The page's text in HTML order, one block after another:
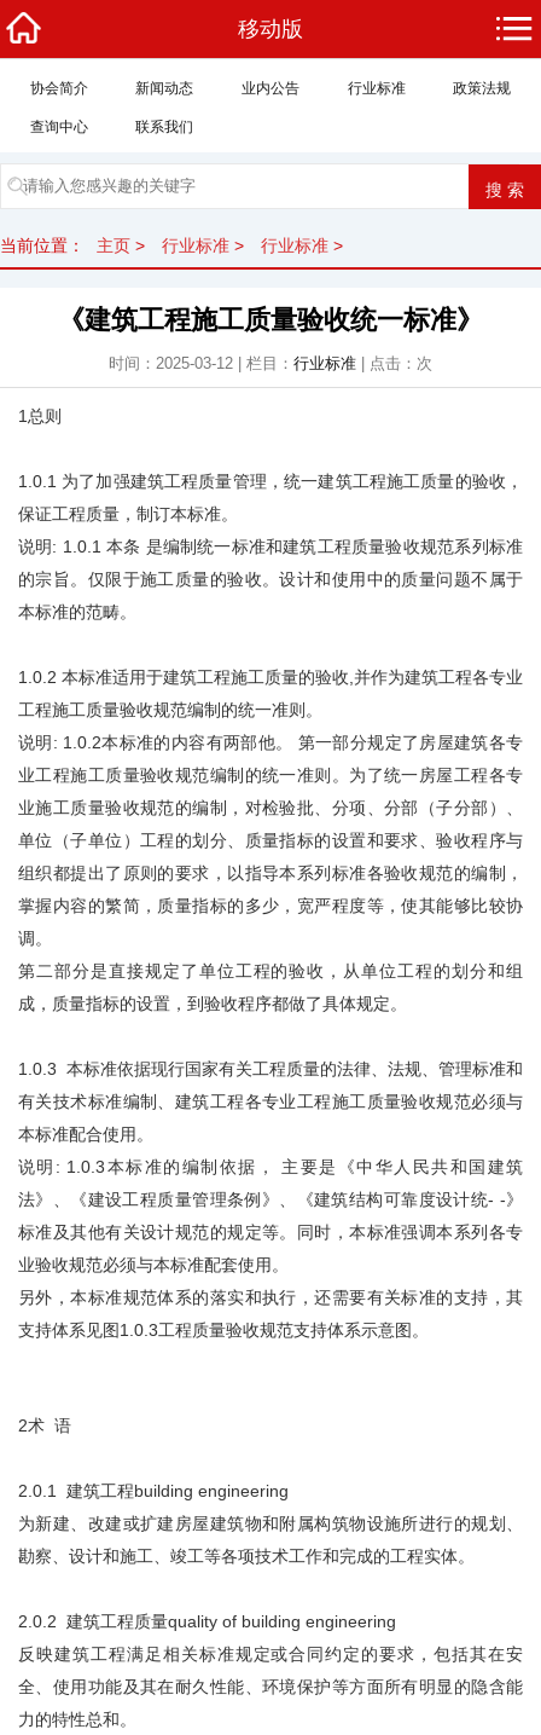
移动版
协会简介 新闻动态 业内公告 行业标准 政策法规
查询中心 联系我们
当前位置： 主页 > 行业标准 > 行业标准 >
《建筑工程施工质量验收统一标准》
时间：2025-03-12 | 栏目： 行业标准 | 点击： 次
1总则
1.0.1 为了加强建筑工程质量管理，统一建筑工程施工质量的验收，
保证工程质量，制订本标准。
说明: 1.0.1 本条 是编制统一标准和建筑工程质量验收规范系列标准
的宗旨。仅限于施工质量的验收。设计和使用中的质量问题不属于
本标准的范畴。
1.0.2 本标准适用于建筑工程施工质量的验收,并作为建筑工程各专业
工程施工质量验收规范编制的统一准则。
说明: 1.0.2本标准的内容有两部他。 第一部分规定了房屋建筑各专
业工程施工质量验收规范编制的统一准则。为了统一房屋工程各专
业施工质量验收规范的编制，对检验批、分项、分部（子分部）、
单位（子单位）工程的划分、质量指标的设置和要求、验收程序与
组织都提出了原则的要求，以指导本系列标准各验收规范的编制，
掌握内容的繁简，质量指标的多少，宽严程度等，使其能够比较协
调。
第二部分是直接规定了单位工程的验收，从单位工程的划分和组
成，质量指标的设置，到验收程序都做了具体规定。
1.0.3 本标准依据现行国家有关工程质量的法律、法规、管理标准和
有关技术标准编制、建筑工程各专业工程施工质量验收规范必须与
本标准配合使用。
说明: 1.0.3本标准的编制依据， 主要是《中华人民共和国建筑
法》、《建设工程质量管理条例》、《建筑结构可靠度设计统- -》
标准及其他有关设计规范的规定等。同时，本标准强调本系列各专
业验收规范必须与本标准配套使用。
另外，本标准规范体系的落实和执行，还需要有关标准的支持，其
支持体系见图1.0.3工程质量验收规范支持体系示意图。
2术 语
2.0.1 建筑工程building engineering
为新建、改建或扩建房屋建筑物和附属构筑物设施所进行的规划、
勘察、设计和施工、竣工等各项技术工作和完成的工程实体。
2.0.2 建筑工程质量quality of building engineering
反映建筑工程满足相关标准规定或合同约定的要求，包括其在安
全、使用功能及其在耐久性能、环境保护等方面所有明显的隐含能
力的特性总和。